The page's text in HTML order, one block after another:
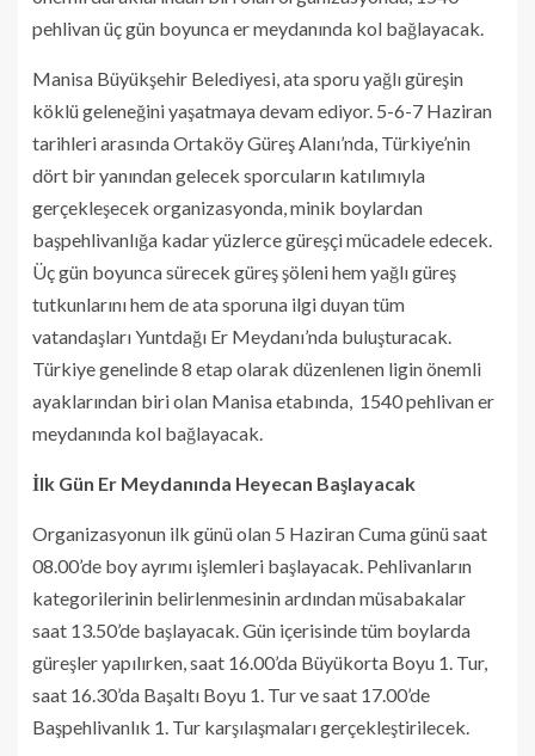
pehlivan üç gün boyunca er meydanında kol bağlayacak.
Manisa Büyükşehir Belediyesi, ata sporu yağlı güreşin
köklü geleneğini yaşatmaya devam ediyor. 5-6-7 Haziran
tarihleri arasında Ortaköy Güreş Alanı’nda, Türkiye’nin
dört bir yanından gelecek sporcuların katılımıyla
gerçekleşecek organizasyonda, minik boylardan
başpehlivanlığa kadar yüzlerce güreşçi mücadele edecek.
Üç gün boyunca sürecek güreş şöleni hem yağlı güreş
tutkunlarını hem de ata sporuna ilgi duyan tüm
vatandaşları Yuntdağı Er Meydanı’nda buluşturacak.
Türkiye genelinde 8 etap olarak düzenlenen ligin önemli
ayaklarından biri olan Manisa etabında, 1540 pehlivan er
meydanında kol bağlayacak.
İlk Gün Er Meydanında Heyecan Başlayacak
Organizasyonun ilk günü olan 5 Haziran Cuma günü saat
08.00’de boy ayrımı işlemleri başlayacak. Pehlivanların
kategorilerinin belirlenmesinin ardından müsabakalar
saat 13.50’de başlayacak. Gün içerisinde tüm boylarda
güreşler yapılırken, saat 16.00’da Büyükorta Boyu 1. Tur,
saat 16.30’da Başaltı Boyu 1. Tur ve saat 17.00’de
Başpehlivanlık 1. Tur karşılaşmaları gerçekleştirilecek.